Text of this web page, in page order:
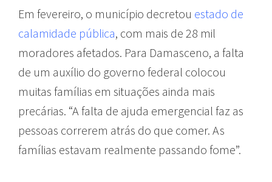
Em fevereiro, o município decretou estado de
calamidade pública, com mais de 28 mil
moradores afetados. Para Damasceno, a falta
de um auxílio do governo federal colocou
muitas famílias em situações ainda mais
precárias. “A falta de ajuda emergencial faz as
pessoas correrem atrás do que comer. As
famílias estavam realmente passando fome”.